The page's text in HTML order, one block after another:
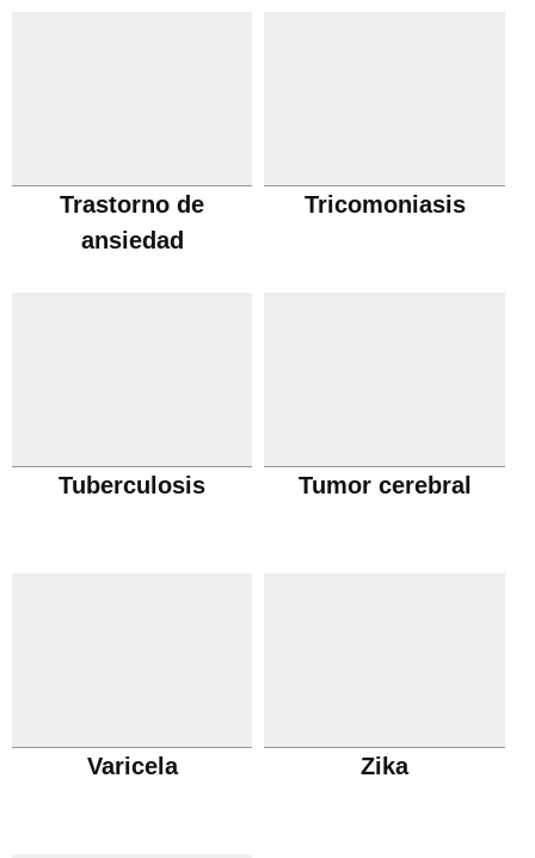
Trastorno de
ansiedad
Tricomoniasis
Tuberculosis Tumor cerebral
Varicela Zika